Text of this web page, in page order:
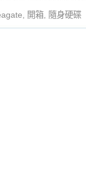
開箱 隨身硬碟